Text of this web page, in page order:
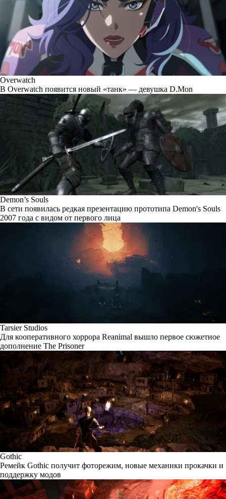
Overwatch
В Overwatch появится новый «танк» — девушка D.Mon
Demon’s Souls
В сети появилась редкая презентацию прототипа Demon's Souls
2007 года с видом от первого лица
Tarsier Studios
Для кооперативного хоррора Reanimal вышло первое сюжетное
дополнение The Prisoner
Gothic
Ремейк Gothic получит фоторежим, новые механики прокачки и
поддержку модов